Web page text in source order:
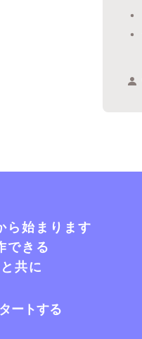
ら始まります
できる
共に
ートする